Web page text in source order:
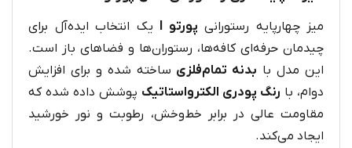
میز چهارپایه رستورانی پورتو I
یک انتخاب ایده‌آل برای
چیدمان حرفه‌ای کافه‌ها، رستوران‌ها و فضاهای باز است.
این مدل با بدنه تمام‌فلزی ساخته شده و برای افزایش
دوام، با رنگ پودری الکترواستاتیک پوشش داده شده که
مقاومت عالی در برابر خط‌وخش، رطوبت و نور خورشید
ایجاد می‌کند.